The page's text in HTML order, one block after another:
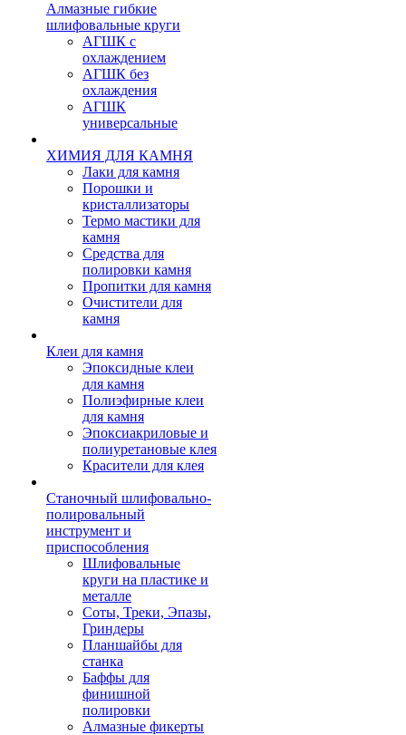
Алмазные гибкие
шлифовальные круги
АГШК с
охлаждением
АГШК без
охлаждения
АГШК
универсальные
ХИМИЯ ДЛЯ КАМНЯ
Лаки для камня
Порошки и
кристаллизаторы
Термо мастики для
камня
Средства для
полировки камня
Пропитки для камня
Очистители для
камня
Клеи для камня
Эпоксидные клеи
для камня
Полиэфирные клеи
для камня
Эпоксиакриловые и
полиуретановые клея
Красители для клея
Станочный шлифовально-
полировальный
инструмент и
приспособления
Шлифовальные
круги на пластике и
металле
Соты, Треки, Эпазы,
Гриндеры
Планшайбы для
станка
Баффы для
финишной
полировки
Алмазные фикерты